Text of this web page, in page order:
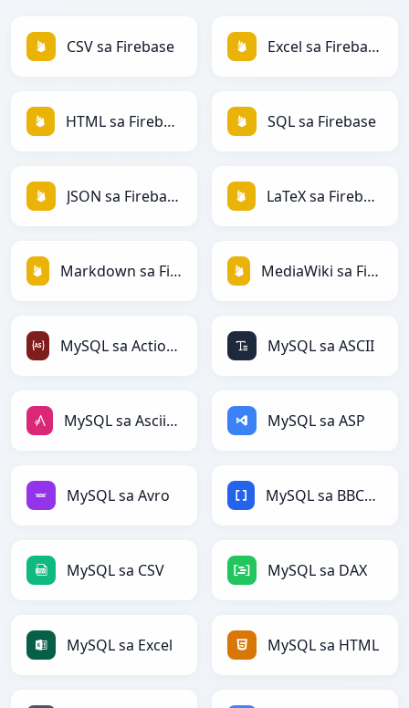
CSV sa Firebase Excel sa Firebase
HTML sa Firebase SQL sa Firebase
JSON sa Firebase LaTeX sa Firebase
Markdown sa Firebase MediaWiki sa Firebase
MySQL sa ActionScript MySQL sa ASCII
MySQL sa AsciiDoc MySQL sa ASP
MySQL sa Avro MySQL sa BBCode
MySQL sa CSV MySQL sa DAX
MySQL sa Excel MySQL sa HTML